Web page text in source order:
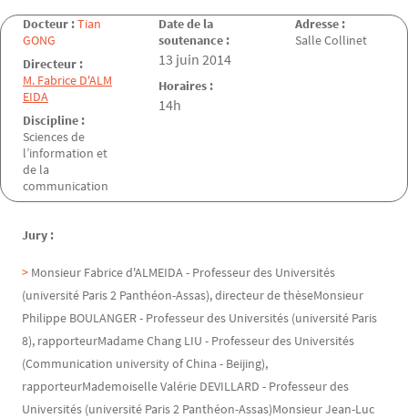
Docteur :Tian
GONG
Directeur :
M. Fabrice D'ALM
EIDA
Discipline :
Sciences de
l’information et
de la
communication
Date de la
soutenance :
Date de la soutenance
13 juin 2014
Horaires :
14h
Adresse :
Salle Collinet
Jury :
Monsieur Fabrice d'ALMEIDA - Professeur des Universités
(université Paris 2 Panthéon-Assas), directeur de thèseMonsieur
Philippe BOULANGER - Professeur des Universités (université Paris
8), rapporteurMadame Chang LIU - Professeur des Universités
(Communication university of China - Beijing),
rapporteurMademoiselle Valérie DEVILLARD - Professeur des
Universités (université Paris 2 Panthéon-Assas)Monsieur Jean-Luc